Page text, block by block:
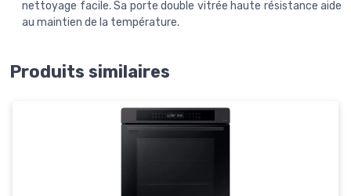
nettoyage facile. Sa porte double vitrée haute résistance aide
au maintien de la température.
Produits similaires